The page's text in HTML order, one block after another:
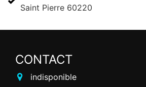
Saint Pierre 60220
CONTACT
indisponible